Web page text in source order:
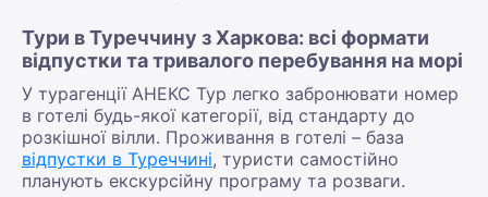
Тури в Туреччину з Харкова: всі формати
відпустки та тривалого перебування на морі
У турагенції АНЕКС Тур легко забронювати номер
в готелі будь-якої категорії, від стандарту до
розкішної вілли. Проживання в готелі – база
відпустки в Туреччині, туристи самостійно
планують екскурсійну програму та розваги.